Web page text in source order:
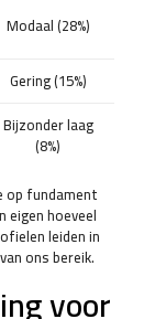
Modaal (28%)
Gering (15%)
Bijzonder laag
(8%)
fundament
eigen hoeveel
leiden in
ons bereik.
voor